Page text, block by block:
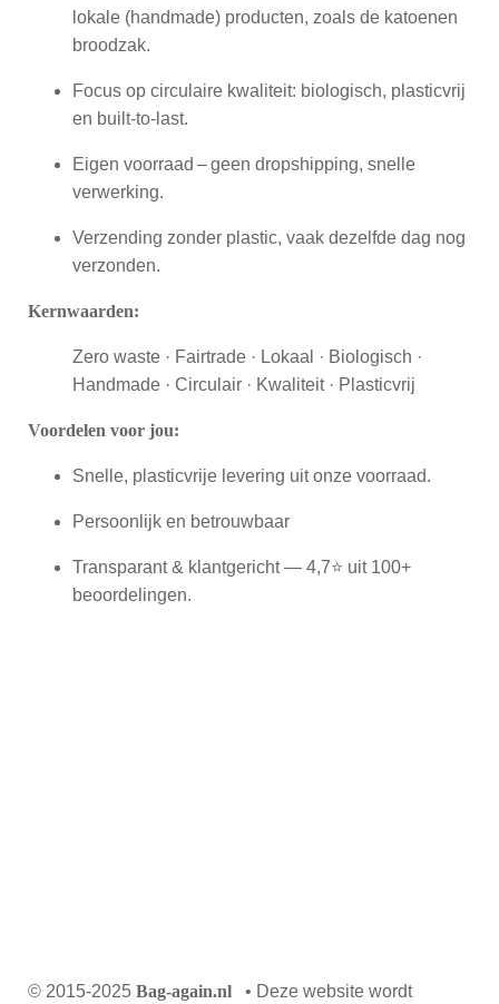
lokale (handmade) producten, zoals de katoenen
broodzak.
Focus op circulaire kwaliteit: biologisch, plasticvrij
en built-to-last.
Eigen voorraad – geen dropshipping, snelle
verwerking.
Verzending zonder plastic, vaak dezelfde dag nog
verzonden.
Kernwaarden:
Zero waste · Fairtrade · Lokaal · Biologisch ·
Handmade · Circulair · Kwaliteit · Plasticvrij
Voordelen voor jou:
Snelle, plasticvrije levering uit onze voorraad.
Persoonlijk en betrouwbaar
Transparant & klantgericht — 4,7⭐ uit 100+
beoordelingen.
© 2015-2025 Bag-again.nl • Deze website wordt